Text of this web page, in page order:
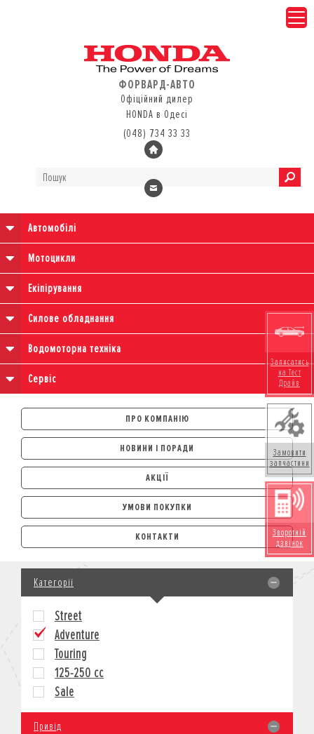
ФОРВАРД-АВТО
Офіційний дилер
HONDA в Одесі
(048) 734 33 33
Автомобілі
Мотоцикли
Екіпірування
Силове обладнання
Водомоторна техніка
Сервіс
ПРО КОМПАНІЮ
НОВИНИ І ПОРАДИ
АКЦІЇ
УМОВИ ПОКУПКИ
АВТОМОБІЛІ
ЛІЗИНГ
КРЕДИТ
СТРАХУВАННЯ
КОРПОРАТИВНИМ КЛІЄНТАМ
МОТОЦИКЛИ
КРЕДИТ
СТРАХУВАННЯ
КОРПОРАТИВНИМ КЛІЄНТАМ
КОНТАКТИ
Записатись
на Тест
Драйв
Замовити
запчастини
Зворотній
дзвінок
Категорії
Street
Adventure
Touring
125-250 cc
Sale
Привід